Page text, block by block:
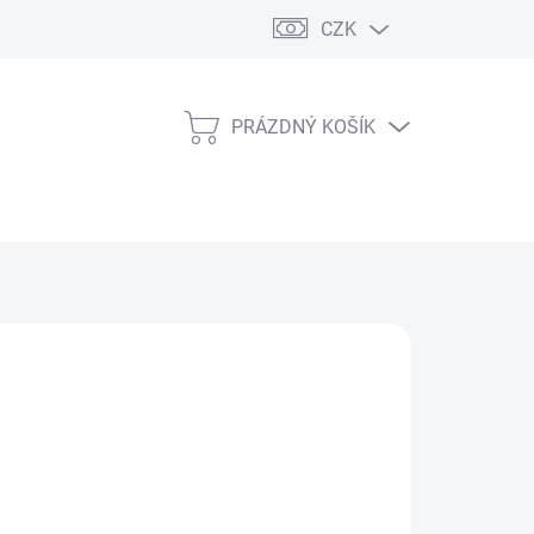
CZK
NÁKUPNÍ
PRÁZDNÝ KOŠÍK